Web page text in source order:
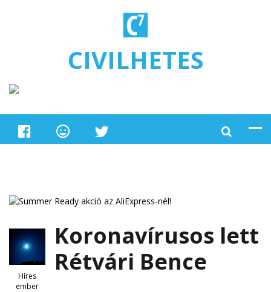
CIVILHETES
Híres
ember
Koronavírusos lett
Rétvári Bence